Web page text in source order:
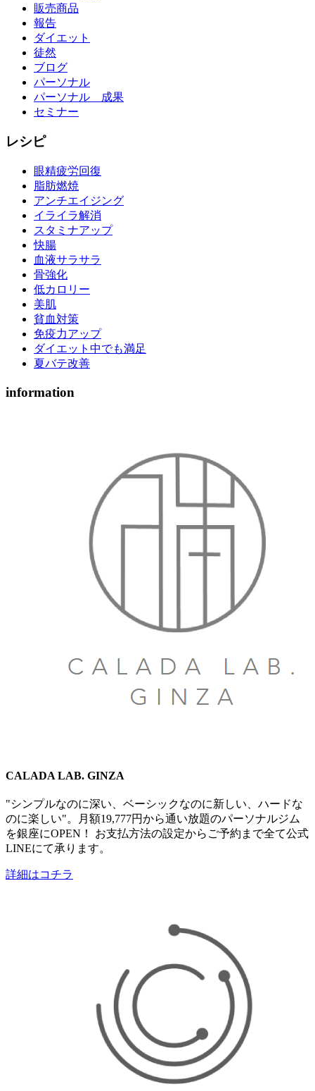
販売商品
報告
ダイエット
徒然
ブログ
パーソナル
パーソナル 成果
セミナー
レシピ
眼精疲労回復
脂肪燃焼
アンチエイジング
イライラ解消
スタミナアップ
快腸
血液サラサラ
骨強化
低カロリー
美肌
貧血対策
免疫力アップ
ダイエット中でも満足
夏バテ改善
information
CALADA LAB. GINZA
"シンプルなのに深い、ベーシックなのに新しい、​ハードな
のに楽しい"。月額19,777円から通い放題のパーソナルジム
を銀座にOPEN！ お支払方法の設定からご予約まで全て​公式
LINEにて承ります。
詳細はコチラ